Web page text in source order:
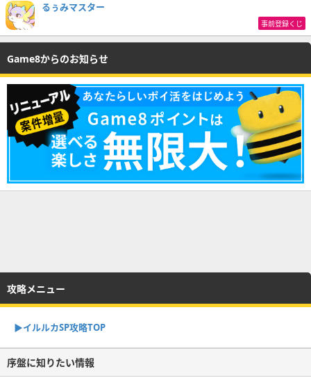
るぅみマスター
事前登録くじ
Game8からのお知らせ
攻略メニュー
▶︎イルルカSP攻略TOP
序盤に知りたい情報